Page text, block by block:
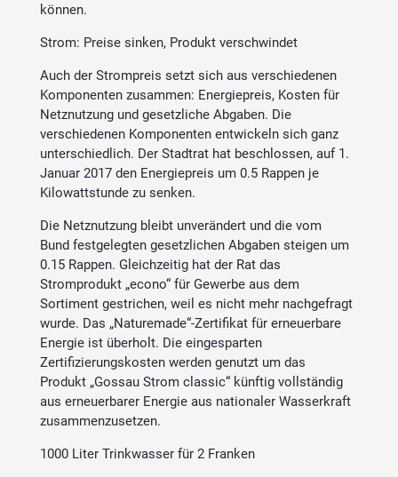
können.
Strom: Preise sinken, Produkt verschwindet
Auch der Strompreis setzt sich aus verschiedenen
Komponenten zusammen: Energiepreis, Kosten für
Netznutzung und gesetzliche Abgaben. Die
verschiedenen Komponenten entwickeln sich ganz
unterschiedlich. Der Stadtrat hat beschlossen, auf 1.
Januar 2017 den Energiepreis um 0.5 Rappen je
Kilowattstunde zu senken.
Die Netznutzung bleibt unverändert und die vom
Bund festgelegten gesetzlichen Abgaben steigen um
0.15 Rappen. Gleichzeitig hat der Rat das
Stromprodukt „econo“ für Gewerbe aus dem
Sortiment gestrichen, weil es nicht mehr nachgefragt
wurde. Das „Naturemade“-Zertifikat für erneuerbare
Energie ist überholt. Die eingesparten
Zertifizierungskosten werden genutzt um das
Produkt „Gossau Strom classic“ künftig vollständig
aus erneuerbarer Energie aus nationaler Wasserkraft
zusammenzusetzen.
1000 Liter Trinkwasser für 2 Franken